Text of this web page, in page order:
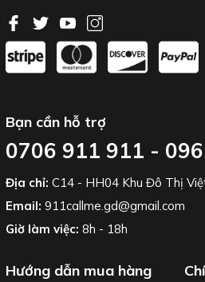
Bạn cần hỗ trợ
0706 911 911 -
Địa chỉ: C14 - HH04 Khu Đô Thị
Email: 911callme.gd@gmail.com
Giờ làm việc: 8h - 18h
Hướng dẫn mua hàng